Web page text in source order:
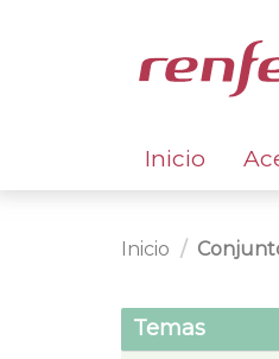
Inicio
Inicio
Temas